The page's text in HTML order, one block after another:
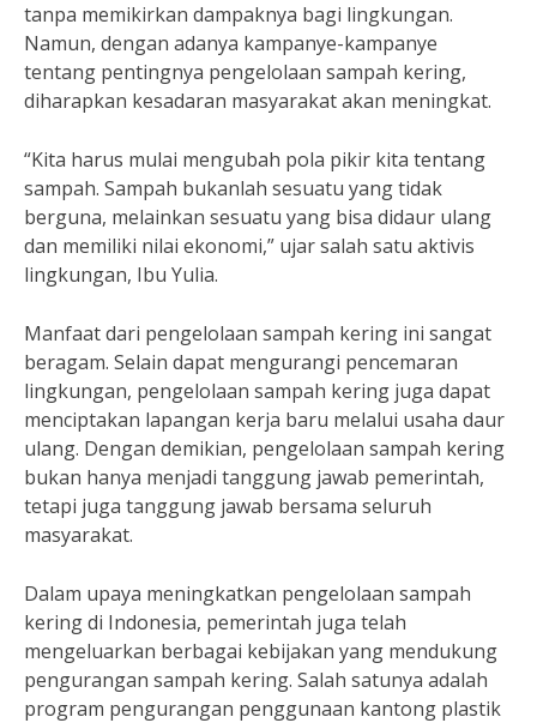
tanpa memikirkan dampaknya bagi lingkungan.
Namun, dengan adanya kampanye-kampanye
tentang pentingnya pengelolaan sampah kering,
diharapkan kesadaran masyarakat akan meningkat.
“Kita harus mulai mengubah pola pikir kita tentang
sampah. Sampah bukanlah sesuatu yang tidak
berguna, melainkan sesuatu yang bisa didaur ulang
dan memiliki nilai ekonomi,” ujar salah satu aktivis
lingkungan, Ibu Yulia.
Manfaat dari pengelolaan sampah kering ini sangat
beragam. Selain dapat mengurangi pencemaran
lingkungan, pengelolaan sampah kering juga dapat
menciptakan lapangan kerja baru melalui usaha daur
ulang. Dengan demikian, pengelolaan sampah kering
bukan hanya menjadi tanggung jawab pemerintah,
tetapi juga tanggung jawab bersama seluruh
masyarakat.
Dalam upaya meningkatkan pengelolaan sampah
kering di Indonesia, pemerintah juga telah
mengeluarkan berbagai kebijakan yang mendukung
pengurangan sampah kering. Salah satunya adalah
program pengurangan penggunaan kantong plastik